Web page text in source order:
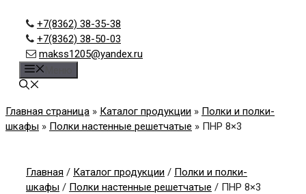
+7(8362) 38-35-38
+7(8362) 38-50-03
makss1205@yandex.ru
Главная страница » Каталог продукции » Полки и полки-
шкафы » Полки настенные решетчатые » ПНР 8×3
Главная / Каталог продукции / Полки и полки-
шкафы / Полки настенные решетчатые / ПНР 8×3